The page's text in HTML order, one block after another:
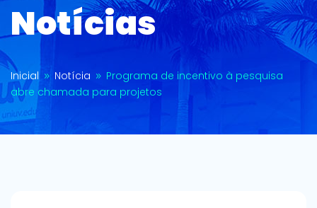
Notícias
Inicial 9 Notícia 9 Programa de incentivo à pesquisa
abre chamada para projetos